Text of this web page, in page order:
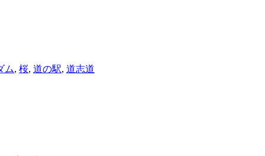
ム, 桜, 道の駅, 道志道